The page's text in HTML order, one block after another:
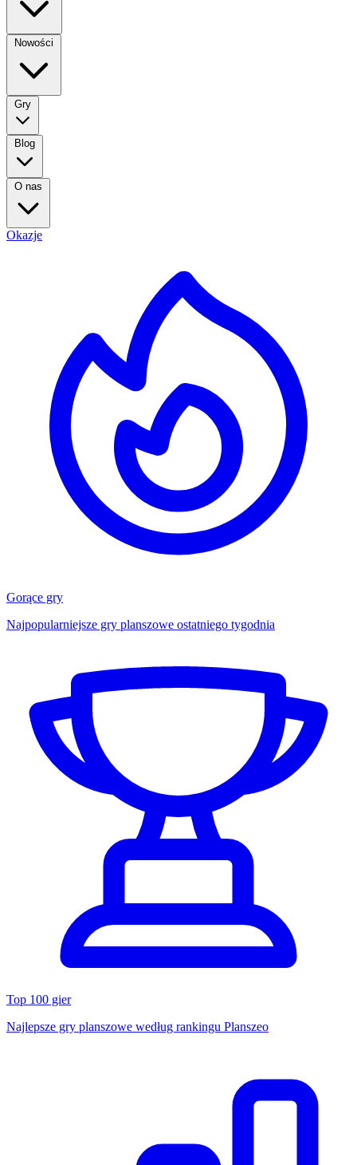
Nowości
Gry
Blog
O nas
Okazje
Gorące gry
Najpopularniejsze gry planszowe ostatniego tygodnia
Top 100 gier
Najlepsze gry planszowe według rankingu Planszeo